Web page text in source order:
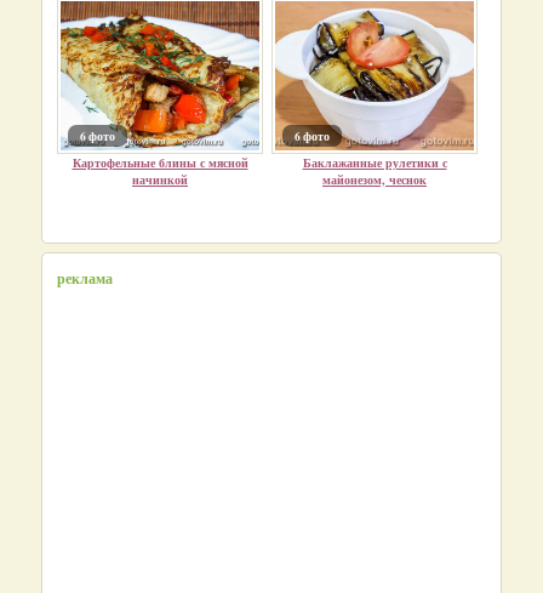
6 фото
Картофельные блины с мясной
начинкой
6 фото
Баклажанные рулетики с
майонезом, чеснок
реклама